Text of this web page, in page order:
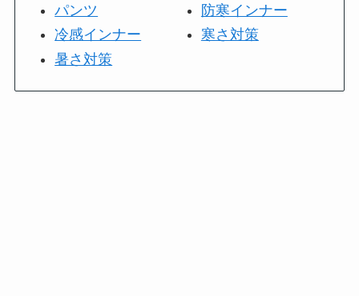
パンツ
冷感インナー
暑さ対策
防寒インナー
寒さ対策